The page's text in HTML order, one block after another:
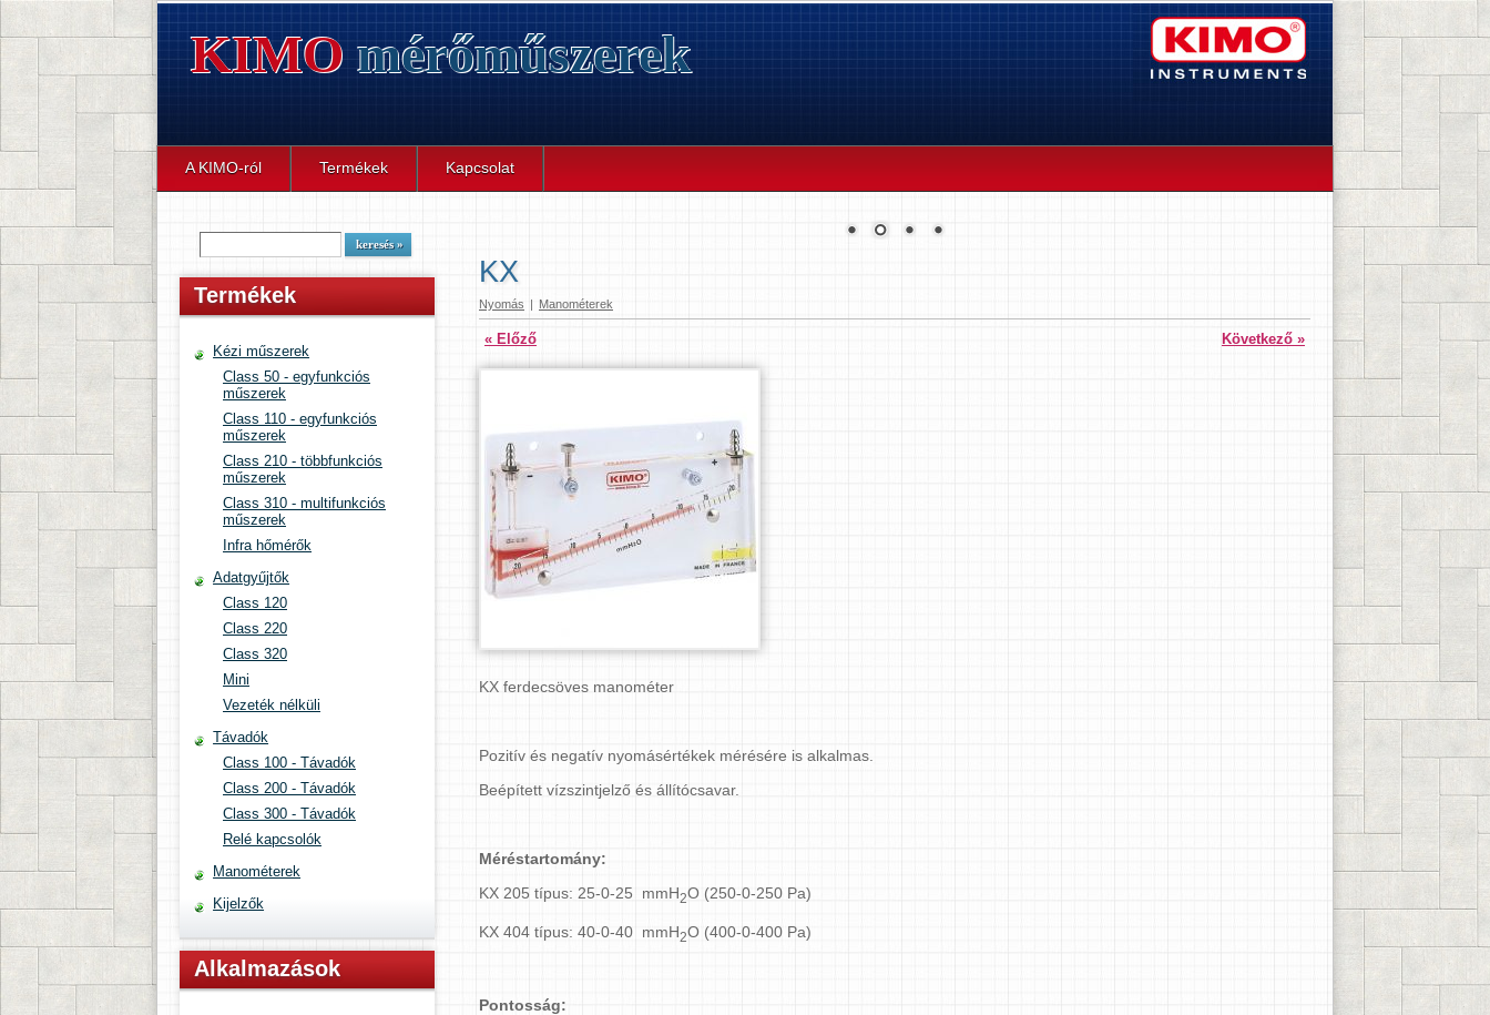
KIMO mérőműszerek
A KIMO-ról Termékek Kapcsolat
Termékek
Kézi műszerek
Class 50 - egyfunkciós
műszerek
Class 110 - egyfunkciós
műszerek
Class 210 - többfunkciós
műszerek
Class 310 - multifunkciós
műszerek
Infra hőmérők
Adatgyűjtők
Class 120
Class 220
Class 320
Mini
Vezeték nélküli
Távadók
Class 100 - Távadók
Class 200 - Távadók
Class 300 - Távadók
Relé kapcsolók
Manométerek
Kijelzők
Alkalmazások
KX
Nyomás | Manométerek
« Előző Következő »
KX ferdecsöves manométer
Pozitív és negatív nyomásértékek mérésére is alkalmas.
Beépített vízszintjelző és állítócsavar.
Méréstartomány:
KX 205 típus: 25-0-25 mmH2O (250-0-250 Pa)
KX 404 típus: 40-0-40 mmH2O (400-0-400 Pa)
Pontosság: